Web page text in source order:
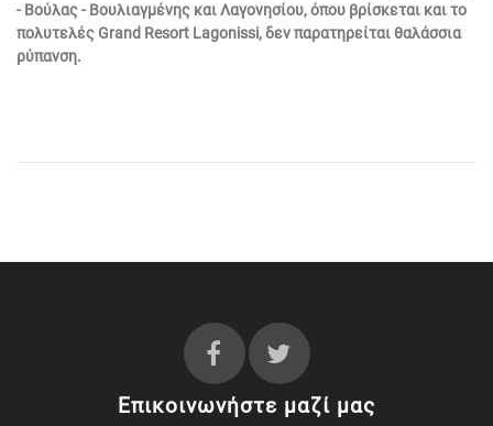
- Βούλας - Βουλιαγμένης και Λαγονησίου, όπου βρίσκεται και το
πολυτελές Grand Resort Lagonissi, δεν παρατηρείται θαλάσσια
ρύπανση.
Επικοινωνήστε μαζί μας